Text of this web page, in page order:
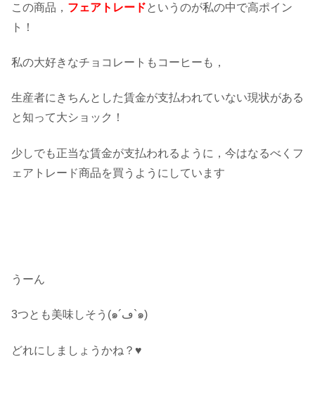
この商品， フェアトレードというのが私の中で高ポイン
ト！
私の大好きなチョコレートもコーヒーも，
生産者にきちんとした賃金が支払われていない現状がある
と知って大ショック！
少しでも正当な賃金が支払われるように，今はなるべくフ
ェアトレード商品を買うようにしています
うーん
3つとも美味しそう(๑´ڡ`๑)
どれにしましょうかね？♥